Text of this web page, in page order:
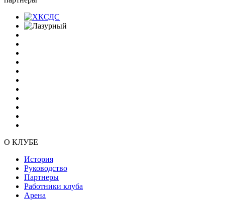
О КЛУБЕ
История
Руководство
Партнеры
Работники клуба
Арена